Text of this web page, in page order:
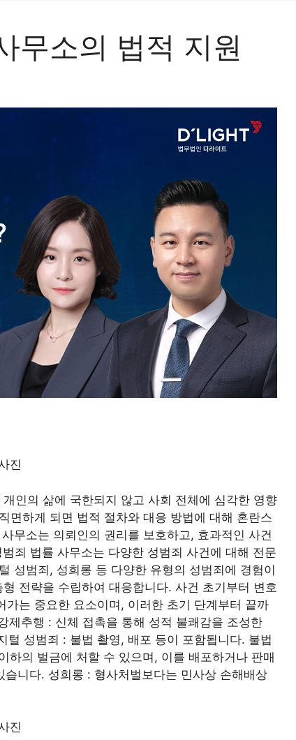
무소의 법적 지원
인의 삶에 국한되지 않고 사회 전체에 심각한 영향
면하게 되면 법적 절차와 대응 방법에 대해 혼란스
무소는 의뢰인의 권리를 보호하고, 효과적인 사건
죄 법률 사무소는 다양한 성범죄 사건에 대해 전문
성범죄, 성희롱 등 다양한 유형의 성범죄에 경험이
전략을 수립하여 대응합니다. 사건 초기부터 변호
는 중요한 요소이며, 이러한 초기 단계부터 끝까
제추행 : 신체 접촉을 통해 성적 불쾌감을 조성한
털 성범죄 : 불법 촬영, 배포 등이 포함됩니다. 불법
하의 벌금에 처할 수 있으며, 이를 배포하거나 판매
니다. 성희롱 : 형사처벌보다는 민사상 손해배상